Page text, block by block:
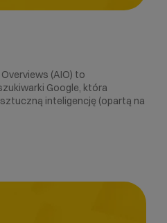
(AIO) to
Google, która
inteligencję (opartą na